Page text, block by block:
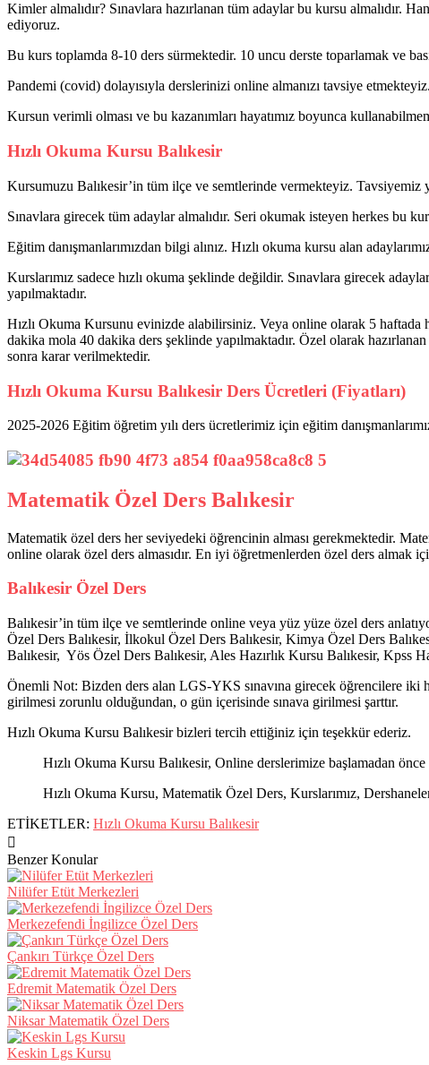
Kimler almalıdır? Sınavlara hazırlanan tüm adaylar bu kursu almalıdır.
ediyoruz.
Bu kurs toplamda 8-10 ders sürmektedir. 10 uncu derste toparlamak ve
Pandemi (covid) dolayısıyla derslerinizi online almanızı tavsiye
Kursun verimli olması ve bu kazanımları hayatımız boyunca
Hızlı Okuma Kursu Balıkesir
Kursumuzu Balıkesir’in tüm ilçe ve semtlerinde vermekteyiz. Tavsiyemiz
Sınavlara girecek tüm adaylar almalıdır. Seri okumak isteyen herkes bu
Eğitim danışmanlarımızdan bilgi alınız. Hızlı okuma kursu alan
Kurslarımız sadece hızlı okuma şeklinde değildir. Sınavlara girecek
yapılmaktadır.
Hızlı Okuma Kursunu evinizde alabilirsiniz. Veya online olarak 5 haftada
dakika mola 40 dakika ders şeklinde yapılmaktadır. Özel olarak
sonra karar verilmektedir.
Hızlı Okuma Kursu Balıkesir Ders Ücretleri (Fiyatları)
2025-2026 Eğitim öğretim yılı ders ücretlerimiz için eğitim
Matematik Özel Ders Balıkesir
Matematik özel ders her seviyedeki öğrencinin alması gerekmektedir.
online olarak özel ders almasıdır. En iyi öğretmenlerden özel ders almak
Balıkesir Özel Ders
Balıkesir’in tüm ilçe ve semtlerinde online veya yüz yüze özel ders
Özel Ders Balıkesir, İlkokul Özel Ders Balıkesir, Kimya Özel Ders
Balıkesir, Yös Özel Ders Balıkesir, Ales Hazırlık Kursu Balıkesir, Kpss
Önemli Not: Bizden ders alan LGS-YKS sınavına girecek öğrencilere iki
girilmesi zorunlu olduğundan, o gün içerisinde sınava girilmesi şarttır.
Hızlı Okuma Kursu Balıkesir bizleri tercih ettiğiniz için teşekkür ederiz.
Hızlı Okuma Kursu Balıkesir, Online derslerimize başlamadan
Hızlı Okuma Kursu, Matematik Özel Ders, Kurslarımız,
ETİKETLER: Hızlı Okuma Kursu Balıkesir
Benzer Konular
Nilüfer Etüt Merkezleri
Merkezefendi İngilizce Özel Ders
Çankırı Türkçe Özel Ders
Edremit Matematik Özel Ders
Niksar Matematik Özel Ders
Keskin Lgs Kursu